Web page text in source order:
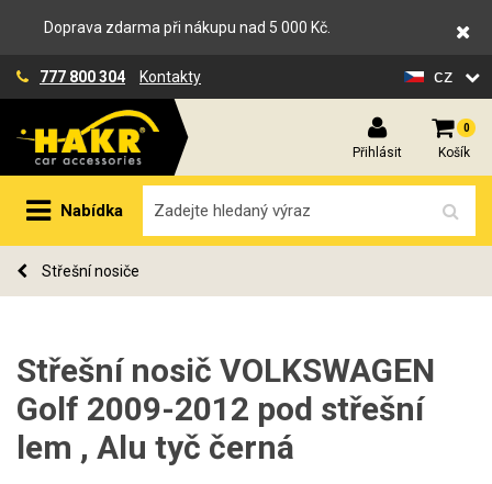
Doprava zdarma při nákupu nad 5 000 Kč.
777 800 304 Kontakty cz
Přihlásit
0
Košík
Nabídka
Střešní nosiče
Střešní nosič VOLKSWAGEN
Golf 2009-2012 pod střešní
lem , Alu tyč černá